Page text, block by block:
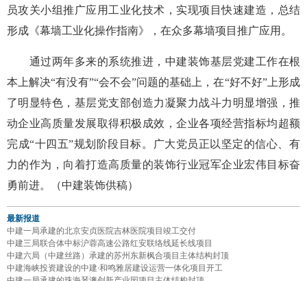
员攻关小组推广应用工业化技术，实现项目快速建造，总结
形成《幕墙工业化操作指南》，在众多幕墙项目推广应用。
通过两年多来的系统推进，中建装饰基层党建工作在根
本上解决“有没有”“会不会”问题的基础上，在“好不好”上形成
了明显特色，基层党支部创造力凝聚力战斗力明显增强，推
动企业高质量发展取得积极成效，企业各项经营指标均超额
完成“十四五”规划阶段目标。广大党员正以坚定的信心、有
力的作为，向着打造高质量的装饰行业冠军企业宏伟目标奋
勇前进。（中建装饰供稿）
最新报道
中建一局承建的北京安贞医院吉林医院项目竣工交付
中建三局联合体中标沪蓉高速公路红安联络线延长线项目
中建六局（中建丝路）承建的苏州东新枫合项目主体结构封顶
中建海峡投资建设的中建·和鸣雅居建设运营一体化项目开工